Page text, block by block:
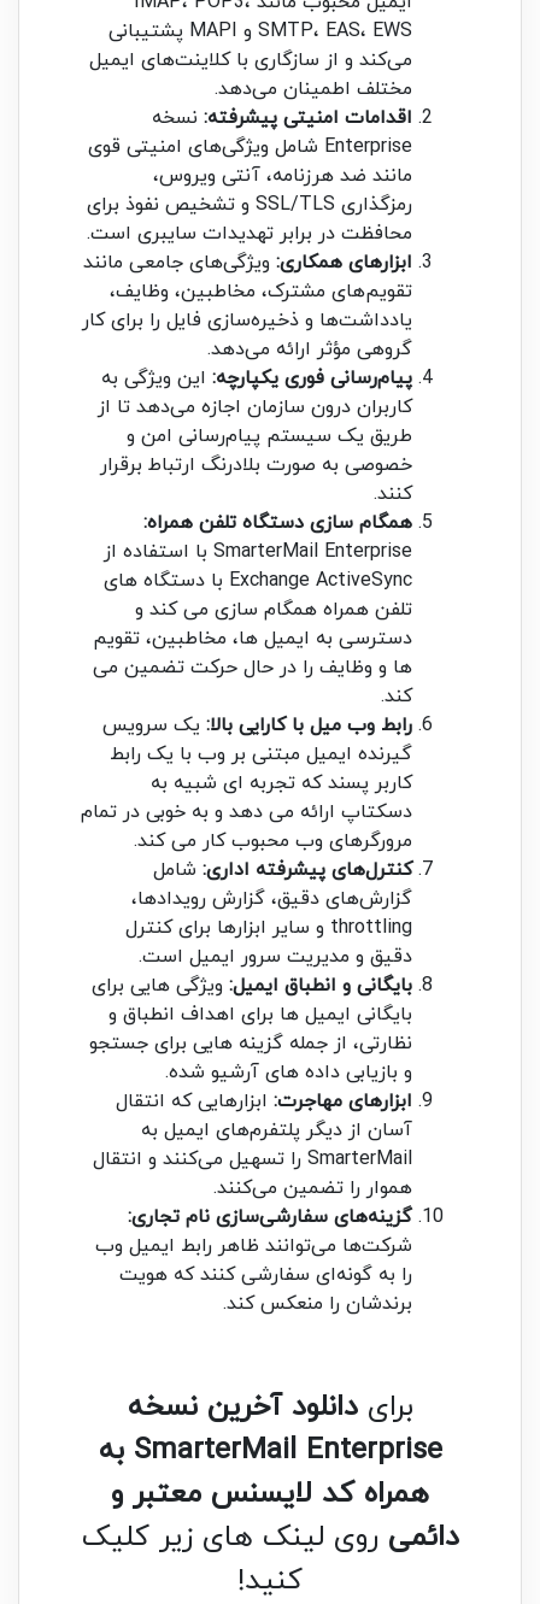
SMTP، EAS، EWS و MAPI پشتیبانی
می‌کند و از سازگاری با کلاینت‌های ایمیل
مختلف اطمینان می‌دهد.
اقدامات امنیتی پیشرفته: نسخه
Enterprise شامل ویژگی‌های امنیتی قوی
مانند ضد هرزنامه، آنتی ویروس،
رمزگذاری SSL/TLS و تشخیص نفوذ برای
محافظت در برابر تهدیدات سایبری است.
ابزارهای همکاری: ویژگی‌های جامعی مانند
تقویم‌های مشترک، مخاطبین، وظایف،
یادداشت‌ها و ذخیره‌سازی فایل را برای کار
گروهی مؤثر ارائه می‌دهد.
پیام‌رسانی فوری یکپارچه: این ویژگی به
کاربران درون سازمان اجازه می‌دهد تا از
طریق یک سیستم پیام‌رسانی امن و
خصوصی به صورت بلادرنگ ارتباط برقرار
کنند.
همگام سازی دستگاه تلفن همراه:
SmarterMail Enterprise با استفاده از
Exchange ActiveSync با دستگاه های
تلفن همراه همگام سازی می کند و
دسترسی به ایمیل ها، مخاطبین، تقویم
ها و وظایف را در حال حرکت تضمین می
کند.
رابط وب میل با کارایی بالا: یک سرویس
گیرنده ایمیل مبتنی بر وب با یک رابط
کاربر پسند که تجربه ای شبیه به
دسکتاپ ارائه می دهد و به خوبی در تمام
مرورگرهای وب محبوب کار می کند.
کنترل‌های پیشرفته اداری: شامل
گزارش‌های دقیق، گزارش رویدادها،
throttling و سایر ابزارها برای کنترل
دقیق و مدیریت سرور ایمیل است.
بایگانی و انطباق ایمیل: ویژگی هایی برای
بایگانی ایمیل ها برای اهداف انطباق و
نظارتی، از جمله گزینه هایی برای جستجو
و بازیابی داده های آرشیو شده.
ابزارهای مهاجرت: ابزارهایی که انتقال
آسان از دیگر پلتفرم‌های ایمیل به
SmarterMail را تسهیل می‌کنند و انتقال
هموار را تضمین می‌کنند.
گزینه‌های سفارشی‌سازی نام تجاری:
شرکت‌ها می‌توانند ظاهر رابط ایمیل وب
را به گونه‌ای سفارشی کنند که هویت
برندشان را منعکس کند.
برایدانلود آخرین نسخه
SmarterMail Enterprise به
همراه کد لایسنس معتبر و
دائمی روی لینک های زیر کلیک
کنید!